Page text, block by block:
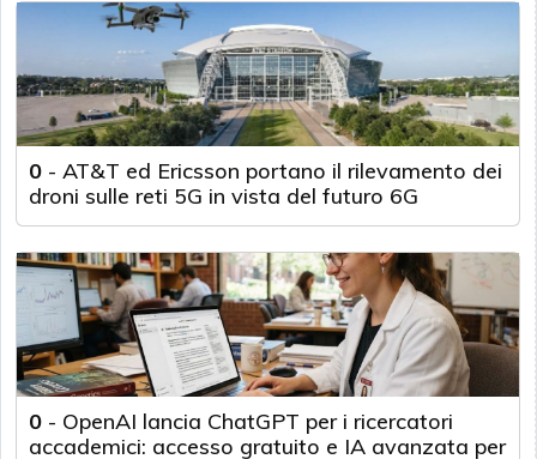
0 - AT&T ed Ericsson portano il rilevamento dei
droni sulle reti 5G in vista del futuro 6G
0 - OpenAI lancia ChatGPT per i ricercatori
accademici: accesso gratuito e IA avanzata per